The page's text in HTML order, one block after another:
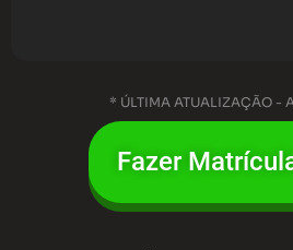
* ÚLTIMA ATUALIZAÇÃO -
Fazer